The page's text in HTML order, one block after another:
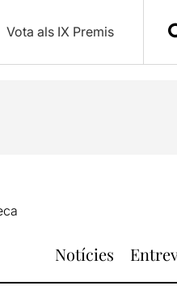
Vota als IX Premis
Notícies